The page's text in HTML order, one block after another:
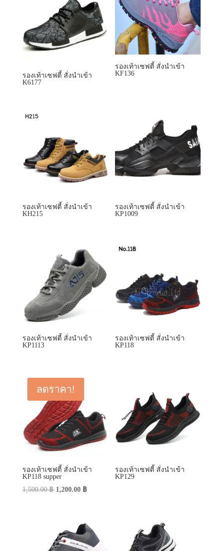
รองเท้าเซฟตี้ สั่งนำเข้า
K6177
รองเท้าเซฟตี้ สั่งนำเข้า
KF136
รองเท้าเซฟตี้ สั่งนำเข้า
KH215
รองเท้าเซฟตี้ สั่งนำเข้า
KP1009
รองเท้าเซฟตี้ สั่งนำเข้า
KP1113
รองเท้าเซฟตี้ สั่งนำเข้า
KP118
ลดราคา!
รองเท้าเซฟตี้ สั่งนำเข้า
KP118 supper
1,500.00฿ Original
1,500.00 ฿.
1,200.00 ฿Current
1,200.00 ฿.
รองเท้าเซฟตี้ สั่งนำเข้า
KP129